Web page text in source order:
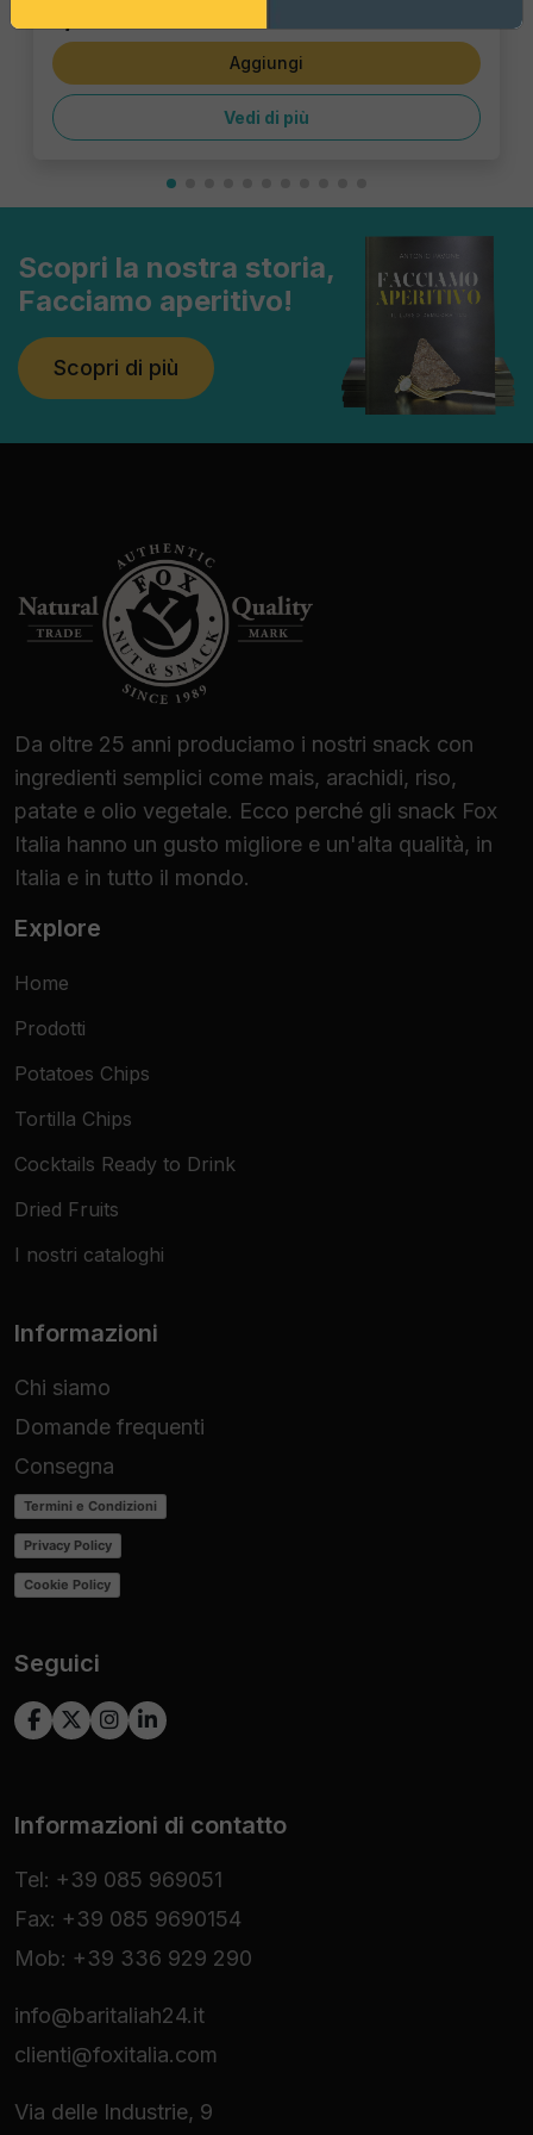
Aggiungi
Vedi di più
Scopri la nostra storia,
Facciamo aperitivo!
Scopri di più
Da oltre 25 anni produciamo i nostri snack con
ingredienti semplici come mais, arachidi, riso,
patate e olio vegetale. Ecco perché gli snack Fox
Italia hanno un gusto migliore e un'alta qualità, in
Italia e in tutto il mondo.
Explore
Home
Prodotti
Potatoes Chips
Tortilla Chips
Cocktails Ready to Drink
Dried Fruits
I nostri cataloghi
Informazioni
Chi siamo
Domande frequenti
Consegna
Termini e Condizioni
Privacy Policy
Cookie Policy
Seguici
Informazioni di contatto
Tel: +39 085 969051
Fax: +39 085 9690154
Mob: +39 336 929 290
info@baritaliah24.it
clienti@foxitalia.com
Via delle Industrie, 9